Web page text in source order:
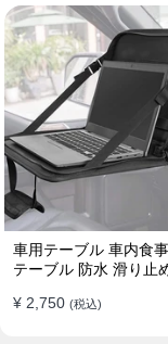
車用テーブル 車内食
テーブル 防水 滑り止
ップバッグ
¥ 2,750 (税込)